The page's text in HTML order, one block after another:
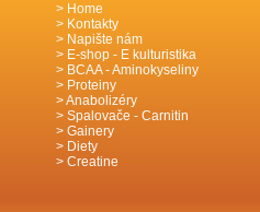
Home
Kontakty
Napište nám
E-shop - E kulturistika
BCAA - Aminokyseliny
Proteiny
Anabolizéry
Spalovače - Carnitin
Gainery
Diety
Creatine